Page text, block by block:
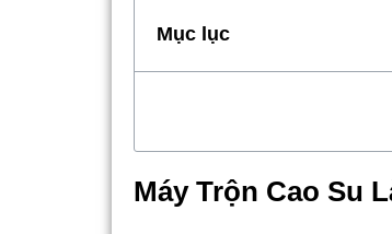
Mục lục
Máy Trộn Cao Su